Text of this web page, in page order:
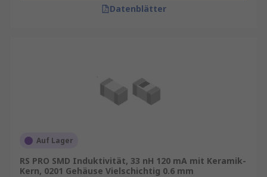
Datenblätter
Auf Lager
RS PRO SMD Induktivität, 33 nH 120 mA mit Keramik-
Kern, 0201 Gehäuse Vielschichtig 0.6 mm